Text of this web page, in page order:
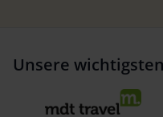
Unsere